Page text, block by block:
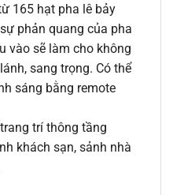
165 hạt pha lê bảy
phản quang của pha
vào sẽ làm cho không
sang trọng. Có thể
sáng bằng remote
trí thông tầng
khách sạn, sảnh nhà